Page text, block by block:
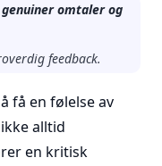
omtaler og
feedback.
få en følelse av
alltid
en kritisk